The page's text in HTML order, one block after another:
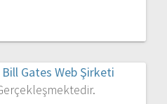
Bill Gates Web Şirketi